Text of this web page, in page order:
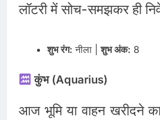
लॉटरी में सोच-समझकर ही
शुभ रंग: नीला |शुभ अंक: 8
कुंभ (Aquarius)
आज भूमि या वाहन खरीदने